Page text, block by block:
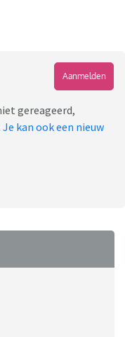
Aanmelden
gereageerd,
Je kan ook een nieuw